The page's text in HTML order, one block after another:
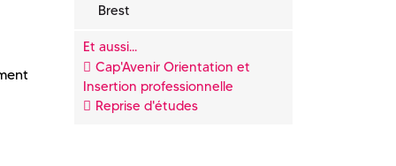
Brest
Et aussi...
Cap'Avenir Orientation et
Insertion professionnelle
Reprise d'études